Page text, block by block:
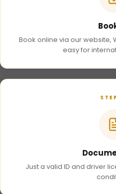
Book online via our website,
easy for
Just a valid ID and driver